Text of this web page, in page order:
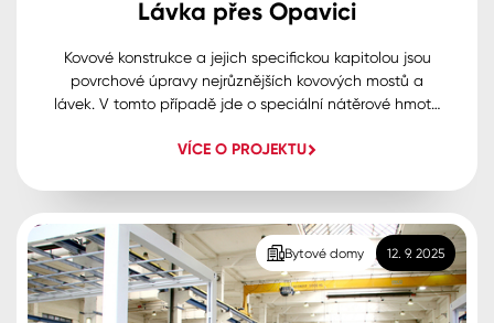
Lávka přes Opavici
Kovové konstrukce a jejich specifickou kapitolou jsou
povrchové úpravy nejrůznějších kovových mostů a
lávek. V tomto případě jde o speciální nátěrové hmoty,
prakticky jen vybrané dvousložkové polyuretanové a
VÍCE O PROJEKTU
Bytové domy 12. 9. 2025